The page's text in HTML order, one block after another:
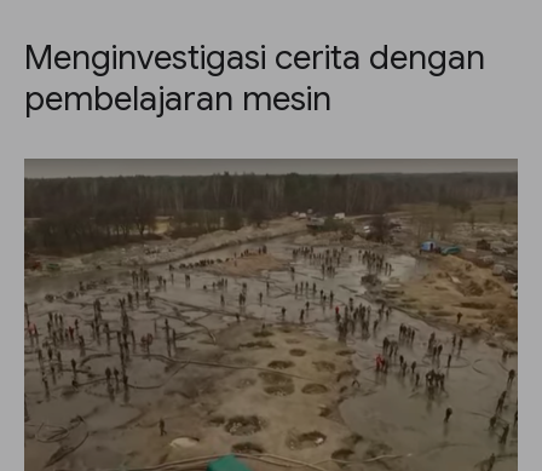
Menginvestigasi cerita dengan
pembelajaran mesin